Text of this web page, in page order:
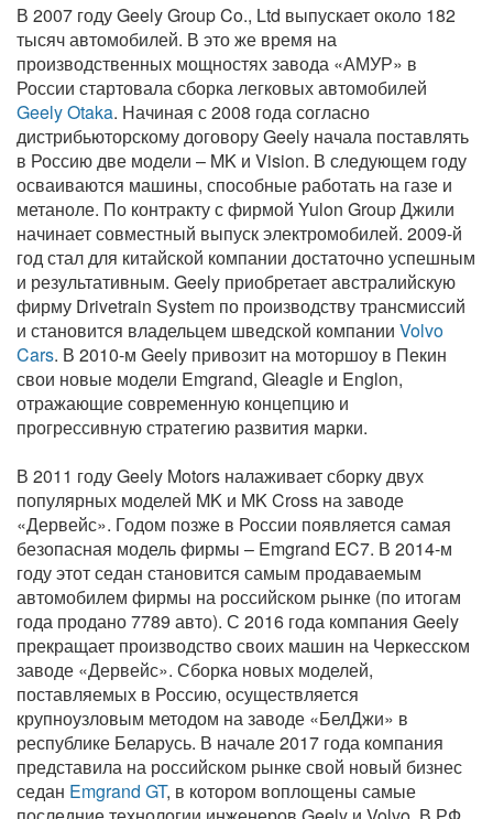
В 2007 году Geely Group Co., Ltd выпускает около 182
тысяч автомобилей. В это же время на
производственных мощностях завода «АМУР» в
России стартовала сборка легковых автомобилей
Geely Otaka. Начиная с 2008 года согласно
дистрибьюторскому договору Geely начала поставлять
в Россию две модели – MK и Vision. В следующем году
осваиваются машины, способные работать на газе и
метаноле. По контракту с фирмой Yulon Group Джили
начинает совместный выпуск электромобилей. 2009-й
год стал для китайской компании достаточно успешным
и результативным. Geely приобретает австралийскую
фирму Drivetrain System по производству трансмиссий
и становится владельцем шведской компании Volvo
Cars. В 2010-м Geely привозит на моторшоу в Пекин
свои новые модели Emgrand, Gleagle и Englon,
отражающие современную концепцию и
прогрессивную стратегию развития марки.
В 2011 году Geely Motors налаживает сборку двух
популярных моделей MK и MK Cross на заводе
«Дервейс». Годом позже в России появляется самая
безопасная модель фирмы – Emgrand EC7. В 2014-м
году этот седан становится самым продаваемым
автомобилем фирмы на российском рынке (по итогам
года продано 7789 авто). С 2016 года компания Geely
прекращает производство своих машин на Черкесском
заводе «Дервейс». Сборка новых моделей,
поставляемых в Россию, осуществляется
крупноузловым методом на заводе «БелДжи» в
республике Беларусь. В начале 2017 года компания
представила на российском рынке свой новый бизнес
седан Emgrand GT, в котором воплощены самые